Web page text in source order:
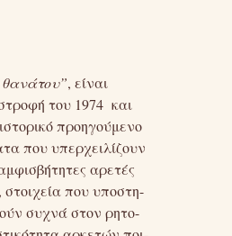
θανάτου”, είναι
του 1974 και
προηγούμενο
που υπερχειλίζουν
αρετές
που υποστη-
συχνά στον ρητο-